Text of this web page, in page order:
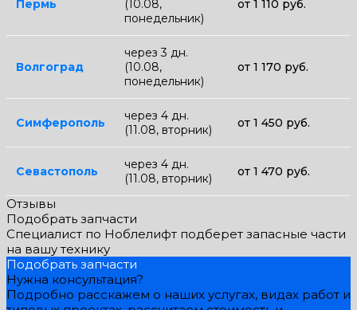
Пермь
(10.08,
понедельник)
от 1 110 руб.
Волгоград
через 3 дн.
(10.08,
понедельник)
от 1 170 руб.
Симферополь
через 4 дн.
(11.08, вторник)
от 1 450 руб.
Севастополь
через 4 дн.
(11.08, вторник)
от 1 470 руб.
Отзывы
Подобрать запчасти
Специалист по Ноблелифт подберет запасные части
на вашу технику
Подобрать запчасти
Нужна консультация?
Подробно расскажем о наших услугах, видах работ и